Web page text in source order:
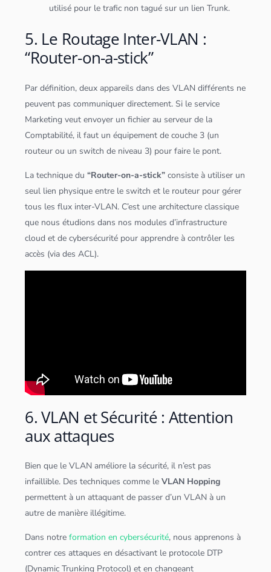
utilisé pour le trafic non tagué sur un lien Trunk.
5. Le Routage Inter-VLAN :
“Router-on-a-stick”
Par définition, deux appareils dans des VLAN différents ne
peuvent pas communiquer directement. Si le service
Marketing veut envoyer un fichier au serveur de la
Comptabilité, il faut un équipement de couche 3 (un
routeur ou un switch de niveau 3) pour faire le pont.
La technique du“Router-on-a-stick” consiste à utiliser un
seul lien physique entre le switch et le routeur pour gérer
tous les flux inter-VLAN. C’est une architecture classique
que nous étudions dans nos modules d’infrastructure
cloud et decybersécurité pour apprendre à contrôler les
accès (via des ACL).
6. VLAN et Sécurité : Attention
aux attaques
Bien que le VLAN améliore la sécurité, il n’est pas
infaillible. Des techniques comme leVLAN Hopping
permettent à un attaquant de passer d’un VLAN à un
autre de manière illégitime.
Dans notreformation en cybersécurité, nous apprenons à
contrer ces attaques en désactivant le protocole DTP
(Dynamic Trunking Protocol) et en changeant